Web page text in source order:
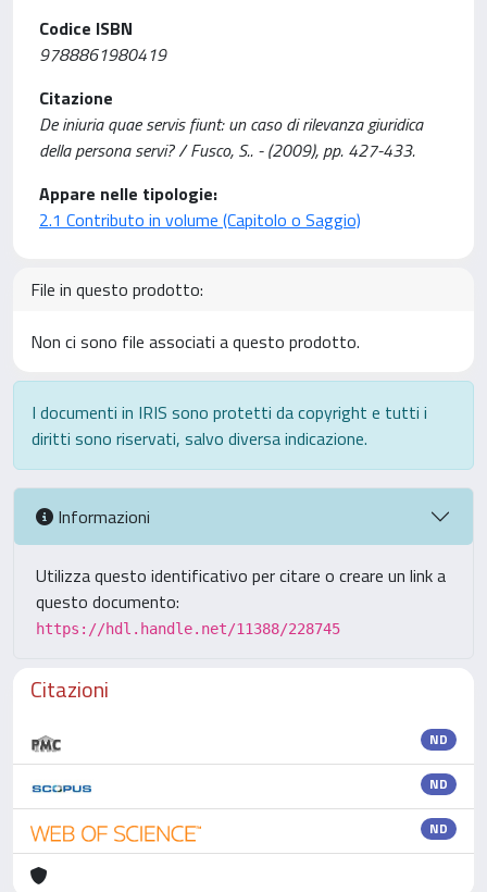
Codice ISBN
9788861980419
Citazione
De iniuria quae servis fiunt: un caso di rilevanza giuridica
della persona servi? / Fusco, S.. - (2009), pp. 427-433.
Appare nelle tipologie:
2.1 Contributo in volume (Capitolo o Saggio)
File in questo prodotto:
Non ci sono file associati a questo prodotto.
I documenti in IRIS sono protetti da copyright e tutti i
diritti sono riservati, salvo diversa indicazione.
Informazioni
Utilizza questo identificativo per citare o creare un link a
questo documento:
https://hdl.handle.net/11388/228745
Citazioni
ND
ND
ND